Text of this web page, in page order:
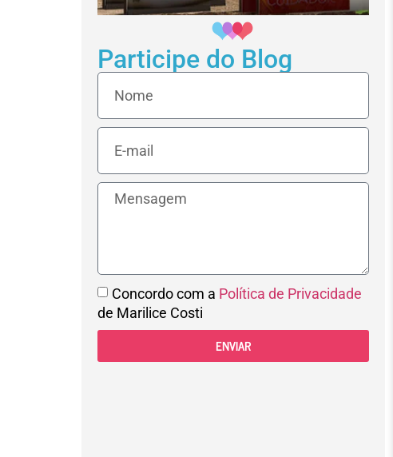
Participe do Blog
Concordo com a Política de Privacidade
de Marilice Costi
ENVIAR